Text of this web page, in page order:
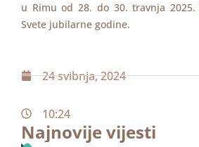
u Rimu od 28. do 30. travnja
Svete jubilarne godine.
24 svibnja, 2024
10:24
Najnovije vijesti